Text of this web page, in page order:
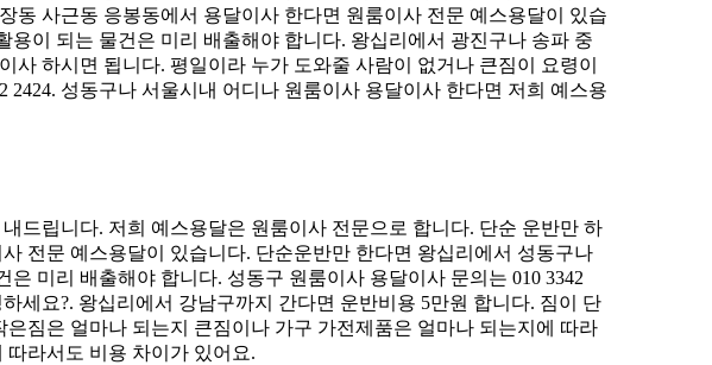
동 사근동 응봉동에서 용달이사 한다면 원룸이사 전문 예스용달이 있습
이 되는 물건은 미리 배출해야 합니다. 왕십리에서 광진구나 송파 중
하시면 됩니다. 평일이라 누가 도와줄 사람이 없거나 큰짐이 요령이
성동구나 서울시내 어디나 원룸이사 용달이사 한다면 저희 예스용
드립니다. 저희 예스용달은 원룸이사 전문으로 합니다. 단순 운반만 하
전문 예스용달이 있습니다. 단순운반만 한다면 왕십리에서 성동구나
미리 배출해야 합니다. 성동구 원룸이사 용달이사 문의는 010 3342
세요?. 왕십리에서 강남구까지 간다면 운반비용 5만원 합니다. 짐이 단
짐은 얼마나 되는지 큰짐이나 가구 가전제품은 얼마나 되는지에 따라
라서도 비용 차이가 있어요.